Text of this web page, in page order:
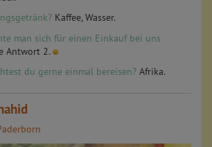
Kaffee, Wasser.
man sich für einen Einkauf bei uns
Antwort 2.
du gerne einmal bereisen? Afrika.